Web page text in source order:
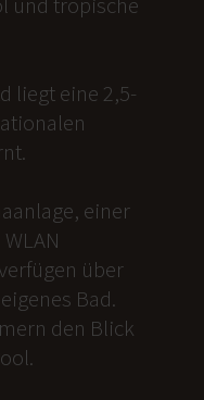
liegt eine 2,5-
einer
über
Bad.
den Blick